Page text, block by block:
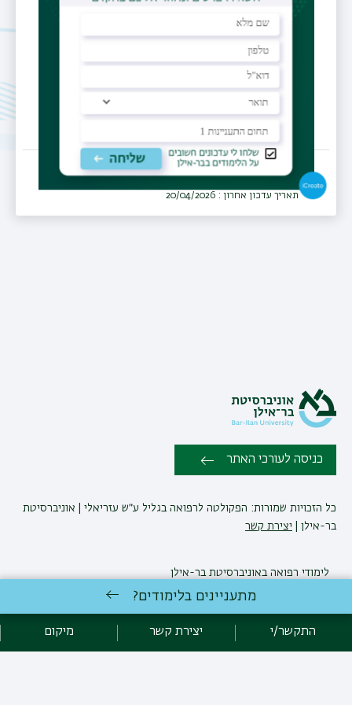
מחלקה
גסטרואנטרולוגיה
תאריך עדכון אחרון : 20/04/2026
כניסה לעורכי האתר
כל הזכויות שמורות: הפקולטה לרפואה בגליל ע״ש עזריאלי | אוניברסיטת
בר-אילן | יצירת קשר
לימודי רפואהבאוניברסיטת בר-אילן
אגף תקשוב, אוניברסיטת בר-אילן
אקדימה בר-אילן
מתעניינים בלימודים?
התקשר/י יצירת קשר מיקום